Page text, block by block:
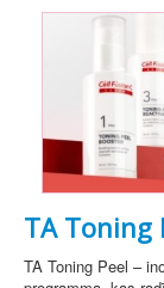
TA Toning
TA Toning Peel –